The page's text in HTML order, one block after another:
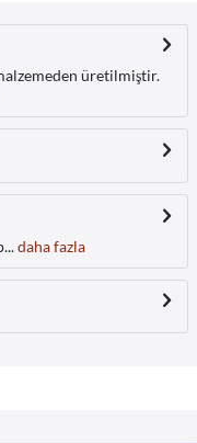
üretilmiştir.
daha fazla